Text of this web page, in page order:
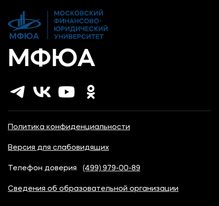
Карьера
МФЮА
Политика конфиденциальности
Версия для слабовидящих
Телефон доверия (499) 979-00-89
Сведения об образовательной организации